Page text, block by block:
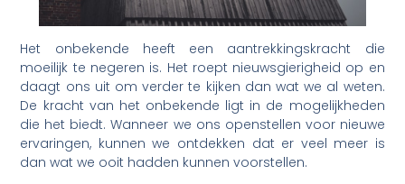
Het onbekende heeft een aantrekkingskracht die
moeilijk te negeren is. Het roept nieuwsgierigheid op en
daagt ons uit om verder te kijken dan wat we al weten.
De kracht van het onbekende ligt in de mogelijkheden
die het biedt. Wanneer we ons openstellen voor nieuwe
ervaringen, kunnen we ontdekken dat er veel meer is
dan wat we ooit hadden kunnen voorstellen.